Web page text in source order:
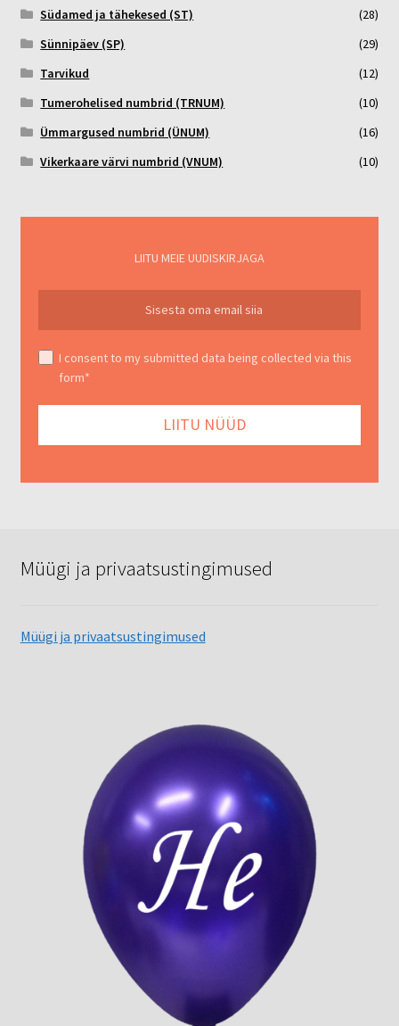
Südamed ja tähekesed (ST)
(28)
Sünnipäev (SP)
(29)
Tarvikud
(12)
Tumerohelised numbrid (TRNUM)
(10)
Ümmargused numbrid (ÜNUM)
(16)
Vikerkaare värvi numbrid (VNUM)
(10)
LIITU MEIE UUDISKIRJAGA
I consent to my submitted data being collected via this
form*
Müügi ja privaatsustingimused
Müügi ja privaatsustingimused